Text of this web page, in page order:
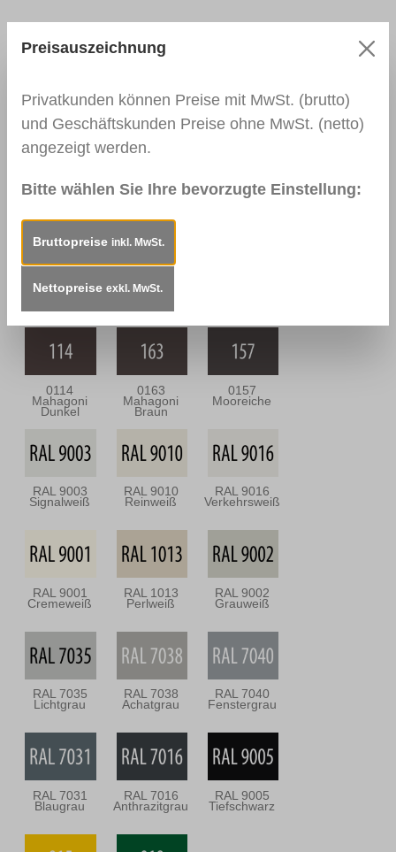
Nussbaum
Hell
Nussbaum
Mittel
0111
Nussbaum
0164
Nussbaum
0112
Nussbraun
0166 Wenge 0139
Dunkel
0114
Mahagoni
Dunkel
0163
Mahagoni
Braun
0157
Mooreiche
RAL 9003
Signalweiß
RAL 9010
Reinweiß
RAL 9016
Verkehrsweiß
RAL 9001
Cremeweiß
RAL 1013
Perlweiß
RAL 9002
Grauweiß
RAL 7035
Lichtgrau
RAL 7038
Achatgrau
RAL 7040
Fenstergrau
RAL 7031
Blaugrau
RAL 7016
Anthrazitgrau
RAL 9005
Tiefschwarz
Preisauszeichnung
Privatkunden können Preise mit MwSt. (brutto)
und Geschäftskunden Preise ohne MwSt. (netto)
angezeigt werden.
Bitte wählen Sie Ihre bevorzugte Einstellung:
Bruttopreise inkl. MwSt.
Nettopreise exkl. MwSt.